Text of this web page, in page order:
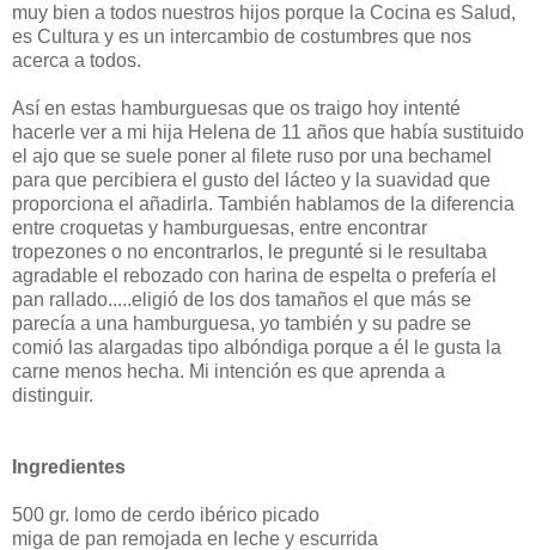
muy bien a todos nuestros hijos porque la Cocina es Salud,
es Cultura y es un intercambio de costumbres que nos
acerca a todos.
Así en estas hamburguesas que os traigo hoy intenté
hacerle ver a mi hija Helena de 11 años que había sustituido
el ajo que se suele poner al filete ruso por una bechamel
para que percibiera el gusto del lácteo y la suavidad que
proporciona el añadirla. También hablamos de la diferencia
entre croquetas y hamburguesas, entre encontrar
tropezones o no encontrarlos, le pregunté si le resultaba
agradable el rebozado con harina de espelta o prefería el
pan rallado.....eligió de los dos tamaños el que más se
parecía a una hamburguesa, yo también y su padre se
comió las alargadas tipo albóndiga porque a él le gusta la
carne menos hecha. Mi intención es que aprenda a
distinguir.
Ingredientes
500 gr. lomo de cerdo ibérico picado
miga de pan remojada en leche y escurrida